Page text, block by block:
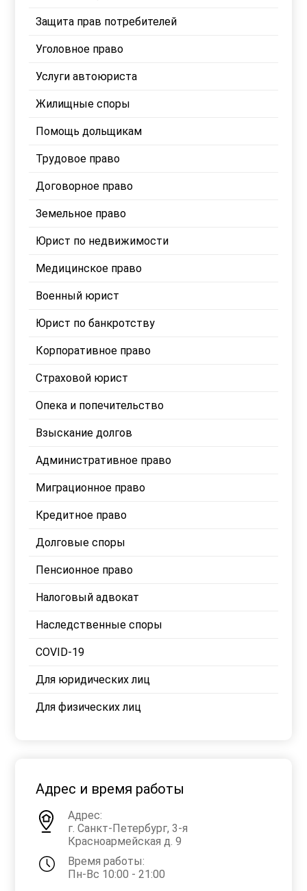
Защита прав потребителей
Уголовное право
Услуги автоюриста
Жилищные споры
Помощь дольщикам
Трудовое право
Договорное право
Земельное право
Юрист по недвижимости
Медицинское право
Военный юрист
Юрист по банкротству
Корпоративное право
Страховой юрист
Опека и попечительство
Взыскание долгов
Административное право
Миграционное право
Кредитное право
Долговые споры
Пенсионное право
Налоговый адвокат
Наследственные споры
COVID-19
Для юридических лиц
Для физических лиц
Адрес и время работы
Адрес:
г. Санкт-Петербург, 3-я
Красноармейская д. 9
Время работы:
Пн-Вс 10:00 - 21:00